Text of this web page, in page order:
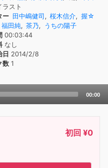
ラスト
ー 田中嶋健司, 桜木信介, 握☆
福田純, 茶乃,
うちの陽子
00:03:44
なし
日 2014/2/8
数 1
00:00
初回 ¥0